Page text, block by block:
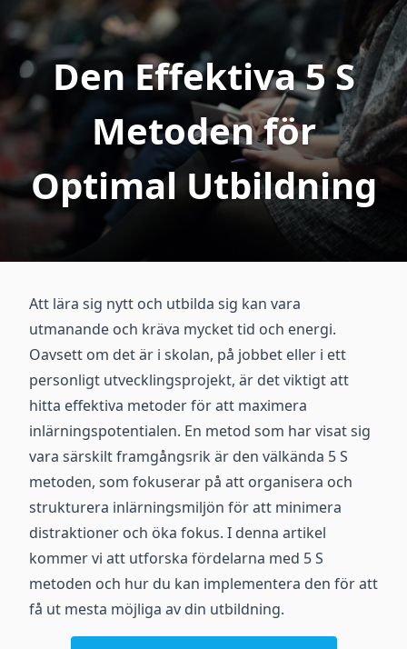
Den Effektiva 5 S
Metoden för
Optimal Utbildning
Att lära sig nytt och utbilda sig kan vara
utmanande och kräva mycket tid och energi.
Oavsett om det är i skolan, på jobbet eller i ett
personligt utvecklingsprojekt, är det viktigt att
hitta effektiva metoder för att maximera
inlärningspotentialen. En metod som har visat sig
vara särskilt framgångsrik är den välkända 5 S
metoden, som fokuserar på att organisera och
strukturera inlärningsmiljön för att minimera
distraktioner och öka fokus. I denna artikel
kommer vi att utforska fördelarna med 5 S
metoden och hur du kan implementera den för att
få ut mesta möjliga av din utbildning.